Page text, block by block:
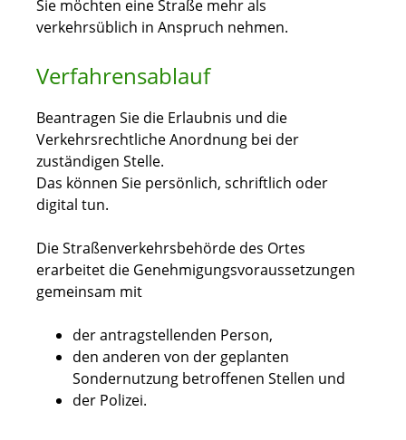
Sie möchten eine Straße mehr als
verkehrsüblich in Anspruch nehmen.
Verfahrensablauf
Beantragen Sie die Erlaubnis und die
Verkehrsrechtliche Anordnung bei der
zuständigen Stelle.
Das können Sie persönlich, schriftlich oder
digital tun.
Die Straßenverkehrsbehörde des Ortes
erarbeitet die Genehmigungsvoraussetzungen
gemeinsam mit
der antragstellenden Person,
den anderen von der geplanten
Sondernutzung betroffenen Stellen und
der Polizei.